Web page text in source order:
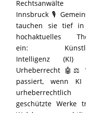
Innsbruck 🎙️
tauchen sie tief
hochaktuelles
ein:
Intelligenz (KI)
Urheberrecht 🤖⚖️
passiert, wenn
urheberrechtlich
geschützte Werke